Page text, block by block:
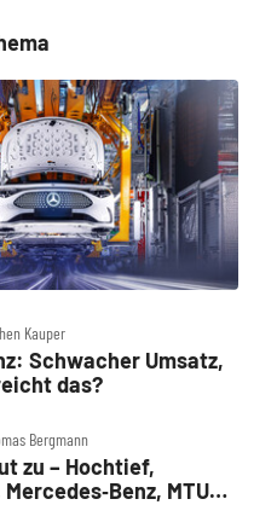
Kauper
Schwacher Umsatz,
das?
Bergmann
zu – Hochtief,
MTU